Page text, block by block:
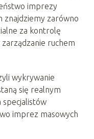
imprezy
znajdziemy zarówno
za kontrolę
ruchem
wykrywanie
się realnym
specjalistów
imprez masowych